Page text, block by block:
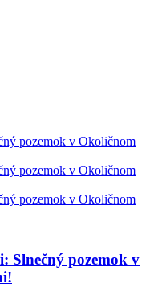
Slnečný pozemok v